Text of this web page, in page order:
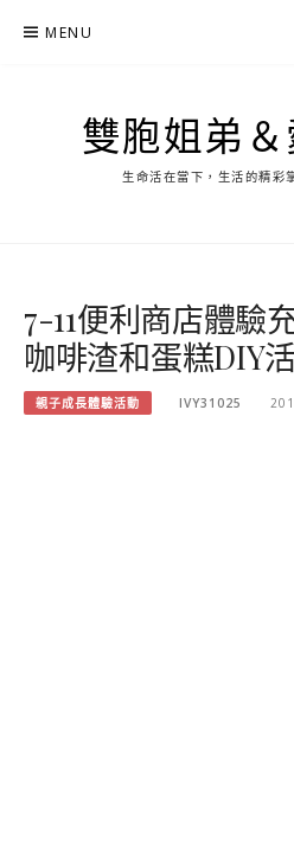
MENU
雙胞姐弟
生命活在當下，生活的精彩
7-11便利商店體驗
咖啡渣和蛋糕DIY
親子成長體驗活動 IVY31025